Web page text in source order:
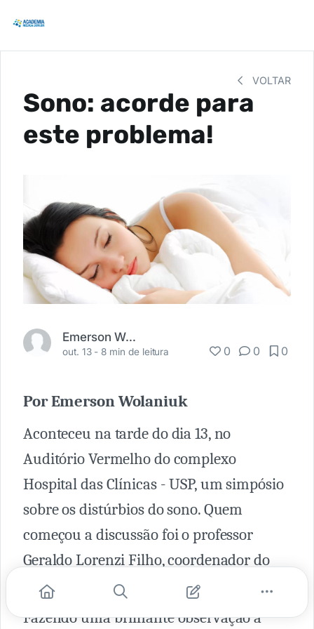
VOLTAR
Sono: acorde para
este problema!
Emerson Wolaniuk
out. 13 - 8 min de leitura 0 0 0
Por Emerson Wolaniuk
Aconteceu na tarde do dia 13, no
Auditório Vermelho do complexo
Hospital das Clínicas - USP, um simpósio
sobre os distúrbios do sono. Quem
começou a discussão foi o professor
Geraldo Lorenzi Filho, coordenador do
laboratório do sono do InCor.
Fazendo uma brilhante observação a